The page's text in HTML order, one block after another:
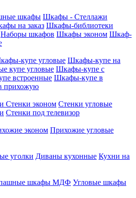
шкафы Шкафы - Стеллажи
на заказ Шкафы-библиотеки
Наборы шкафов Шкафы эконом Шкаф-
купе угловые Шкафы-купе на
купе угловые Шкафы-купе с
встроенные Шкафы-купе в
прихожую
Стенки эконом Стенки угловые
Стенки под телевизор
эконом Прихожие угловые
уголки Диваны кухонные Кухни на
шкафы МДФ Угловые шкафы